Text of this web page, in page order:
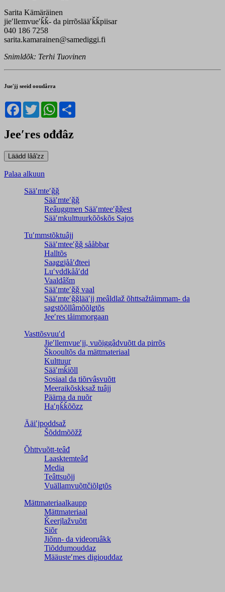
Sarita Kämäräinen
jieʹllemvueʹǩǩ- da pirrõslääʹǩǩpiisar
040 186 7258
sarita.kamarainen@samediggi.fi
Snimldõk: Terhi Tuovinen
Jueʹjj seeid ooudårra
Facebook
TwitterWhatsApp
Jeeʹres ođđâz
Palaa alkuun
Sääʹmteʹǧǧ
Sääʹmteʹǧǧ
Reâuggmen Sääʹmteeʹǧǧest
Sääʹmkulttuurkõõskõs Sajos
Tuʹmmstõktuâjj
Sääʹmteeʹǧǧ sååbbar
Halltõs
Saaǥǥjååʹđteei
Luʹvddkååʹdd
Vaaldâšm
Sääʹmteʹǧǧ vaal
Sääʹmteʹǧǧlääʹjj meâldlaž õhttsažtåimmam- da
saǥstõõllâmõõlǥtõs
Jeeʹres tåimmorgaan
Vasttõsvuuʹd
Jieʹllemvueʹjj, vuõiggâdvuõtt da pirrõs
Škooultõs da mättmateriaal
Kulttuur
Sääʹmǩiõll
Sosiaal da tiõrvâsvuõtt
Meeraikõskksaž tuâjj
Päärna da nuõr
Haʹŋǩǩõõzz
Ääiʹjpoddsaž
Šõddmõõžž
Õhttvuõtt-teâđ
Laasktemteâđ
Media
Teâttsuõjj
Vuällamvuõttčiõlǥtõs
Mättmateriaalkaupp
Mättmateriaal
Ǩeerjlažvuõtt
Siõr
Jiõnn- da videoruâkk
Tiõddumouddaz
Määusteʹmes digiouddaz